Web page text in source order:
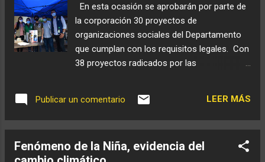
En esta ocasión se aprobarán por parte de
la corporación 30 proyectos de
organizaciones sociales del Departamento
que cumplan con los requisitos legales. Con
38 proyectos radicados por las
culminó el proceso de inscripción a la
convocatoria de Proyectos Ciudadanos de
este año 2022. “Es muy placentero ver esta
Publicar un comentario LEER MÁS
Fenómeno de la Niña, evidencia del